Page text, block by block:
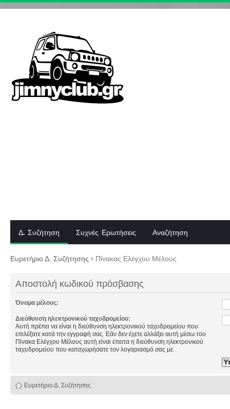
Δ. Συζήτηση Συχνές Ερωτήσεις Αναζήτηση
Ευρετήριο Δ. Συζήτησης ‹ Πίνακας Ελέγχου Μέλους
Αποστολή κωδικού πρόσβασης
Όνομα μέλους:
Διεύθυνση ηλεκτρονικού ταχυδρομείου:
Αυτή πρέπει να είναι η διεύθυνση ηλεκτρονικού ταχυδρομείου που
επιλέξατε κατά την εγγραφή σας. Εάν δεν έχετε αλλάξει αυτή μέσω του
Πίνακα Ελέγχου Μέλους αυτή είναι έπειτα η διεύθυνση ηλεκτρονικού
ταχυδρομείου που καταχωρήσατε τον λογαριασμό σας με
Ευρετήριο Δ. Συζήτησης